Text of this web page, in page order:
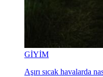
GİYİM
Aşırı sıcak havalarda